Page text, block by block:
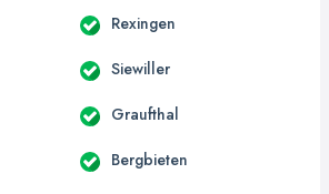
Rexingen
Siewiller
Graufthal
Bergbieten